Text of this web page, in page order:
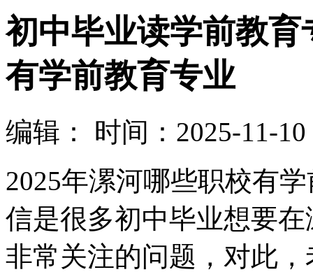
初中毕业读学前教
有学前教育专业
编辑：
时间：2025-11-10
2025年漯河哪些职校有
信是很多初中毕业想要
非常关注的问题，对此